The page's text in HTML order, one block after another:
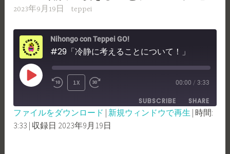
2023年9月19日 teppei
Nihongo con Teppei GO!
#29「冷静に考えることについて！」
PLAY
REWIND
10
SECONDS
1X
FAST
FORWARD
30
00:00 / 3:33
SUBSCRIBE SHARE
SHARE
ファイルをダウンロード | 新規ウィンドウで再生 | 時間:
3:33 | 収録日 2023年9月19日